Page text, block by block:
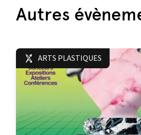
Autres
ARTS PLASTIQUES